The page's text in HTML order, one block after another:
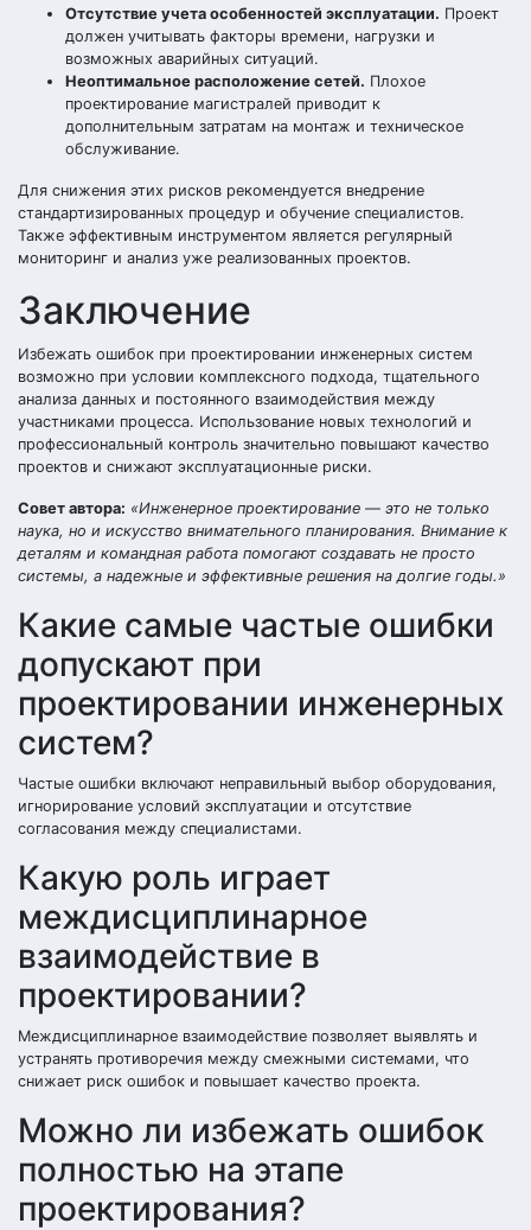
Отсутствие учета особенностей эксплуатации. Проект
должен учитывать факторы времени, нагрузки и
возможных аварийных ситуаций.
Неоптимальное расположение сетей. Плохое
проектирование магистралей приводит к
дополнительным затратам на монтаж и техническое
обслуживание.
Для снижения этих рисков рекомендуется внедрение
стандартизированных процедур и обучение специалистов.
Также эффективным инструментом является регулярный
мониторинг и анализ уже реализованных проектов.
Заключение
Избежать ошибок при проектировании инженерных систем
возможно при условии комплексного подхода, тщательного
анализа данных и постоянного взаимодействия между
участниками процесса. Использование новых технологий и
профессиональный контроль значительно повышают качество
проектов и снижают эксплуатационные риски.
Совет автора: «Инженерное проектирование — это не только
наука, но и искусство внимательного планирования. Внимание к
деталям и командная работа помогают создавать не просто
системы, а надежные и эффективные решения на долгие годы.»
Какие самые частые ошибки
допускают при
проектировании инженерных
систем?
Частые ошибки включают неправильный выбор оборудования,
игнорирование условий эксплуатации и отсутствие
согласования между специалистами.
Какую роль играет
междисциплинарное
взаимодействие в
проектировании?
Междисциплинарное взаимодействие позволяет выявлять и
устранять противоречия между смежными системами, что
снижает риск ошибок и повышает качество проекта.
Можно ли избежать ошибок
полностью на этапе
проектирования?